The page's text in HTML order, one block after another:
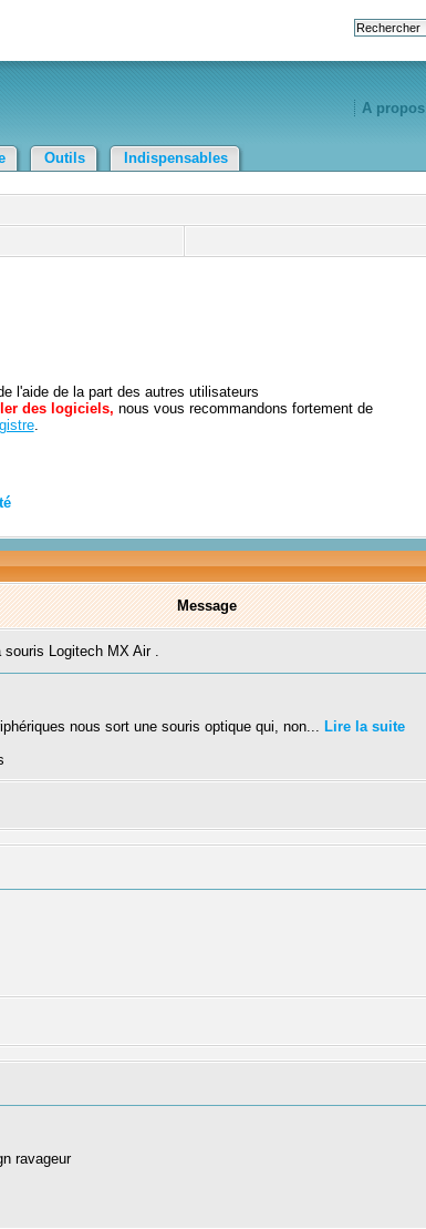
A propos
Outils Indispensables
l'aide de la part des autres utilisateurs
des logiciels, nous vous recommandons fortement de
.
Message
Logitech MX Air .
nous sort une souris optique qui, non... Lire la suite
ravageur